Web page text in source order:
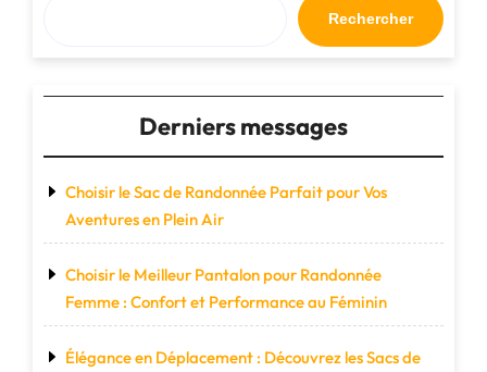
Pratiques
et
Rechercher
Derniers messages
Choisir le Sac de Randonnée Parfait pour Vos
Aventures en Plein Air
Choisir le Meilleur Pantalon pour Randonnée
Femme : Confort et Performance au Féminin
Élégance en Déplacement : Découvrez les Sacs de